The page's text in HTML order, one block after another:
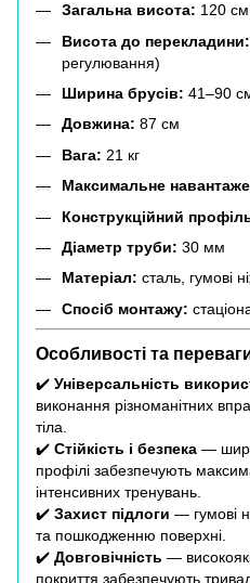
Загальна висота: 120 см
Висота до перекладини:
регулювання)
Ширина брусів: 41–90
Довжина: 87 см
Вага: 21 кг
Максимальне
Конструкційний
Діаметр труби: 30 мм
Матеріал: сталь, гумові
Спосіб монтажу:
Особливості та
✔️ Універсальність
виконання різноманітних
тіла.
✔️ Стійкість і безпека —
профілі забезпечують
інтенсивних тренувань.
✔️ Захист підлоги — гумові
та пошкодженню поверхні.
✔️ Довговічність —
покриття забезпечують